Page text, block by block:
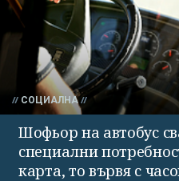
СОЦИАЛНА
Шофьор на автобус
специални
карта, то вървя с